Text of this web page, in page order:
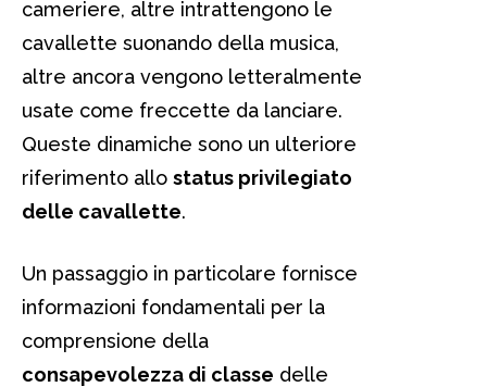
cameriere, altre intrattengono le
cavallette suonando della musica,
altre ancora vengono letteralmente
usate come freccette da lanciare.
Queste dinamiche sono un ulteriore
riferimento allo status privilegiato
delle cavallette.
Un passaggio in particolare fornisce
informazioni fondamentali per la
comprensione della
consapevolezza di classe delle